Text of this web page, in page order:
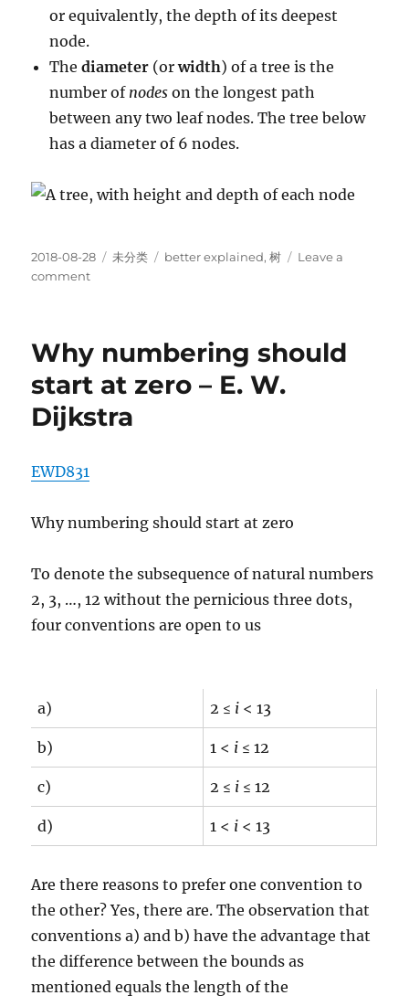
or equivalently, the depth of its deepest
node.
Thediameter (orwidth) of a tree is the
number of nodes on the longest path
between any two leaf nodes. The tree below
has a diameter of 6 nodes.
Posted
on
2018-08-28 Categories
未分类 Tags
better explained,树
Leave a
commenton
的
度
与
高
Why numbering should
start at zero – E. W.
Dijkstra
EWD831
Why numbering should start at zero
To denote the subsequence of natural numbers
2, 3, …, 12 without the pernicious three dots,
four conventions are open to us
a) 2 ≤ i < 13
b) 1 < i ≤ 12
c) 2 ≤ i ≤ 12
d) 1 < i < 13
Are there reasons to prefer one convention to
the other? Yes, there are. The observation that
conventions a) and b) have the advantage that
the difference between the bounds as
mentioned equals the length of the